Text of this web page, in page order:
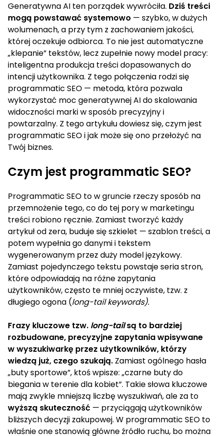
Generatywna AI ten porządek wywróciła. Dziś treści
mogą powstawać systemowo — szybko, w dużych
wolumenach, a przy tym z zachowaniem jakości,
której oczekuje odbiorca. To nie jest automatyczne
„klepanie” tekstów, lecz zupełnie nowy model pracy:
inteligentna produkcja treści dopasowanych do
intencji użytkownika. Z tego połączenia rodzi się
programmatic SEO — metoda, która pozwala
wykorzystać moc generatywnej AI do skalowania
widoczności marki w sposób precyzyjny i
powtarzalny. Z tego artykułu dowiesz się, czym jest
programmatic SEO i jak może się ono przełożyć na
Twój biznes.
Czym jest programmatic SEO?
Programmatic SEO to w gruncie rzeczy sposób na
przemnożenie tego, co do tej pory w marketingu
treści robiono ręcznie. Zamiast tworzyć każdy
artykuł od zera, buduje się szkielet — szablon treści, a
potem wypełnia go danymi i tekstem
wygenerowanym przez duży model językowy.
Zamiast pojedynczego tekstu powstaje seria stron,
które odpowiadają na różne zapytania
użytkowników, często te mniej oczywiste, tzw. z
długiego ogona (long-tail keywords).
Frazy kluczowe tzw. long-tailsą to bardziej
rozbudowane, precyzyjne zapytania wpisywane
w wyszukiwarkę przez użytkowników, którzy
wiedzą już, czego szukają. Zamiast ogólnego hasła
„buty sportowe”, ktoś wpisze: „czarne buty do
biegania w terenie dla kobiet”. Takie słowa kluczowe
mają zwykle mniejszą liczbę wyszukiwań, ale za to
wyższą skuteczność — przyciągają użytkowników
bliższych decyzji zakupowej. W programmatic SEO to
właśnie one stanowią główne źródło ruchu, bo można